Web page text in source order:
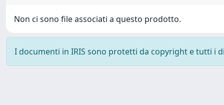
Non ci sono file associati a questo prodotto.
I documenti in IRIS sono protetti da copyright e tutti i